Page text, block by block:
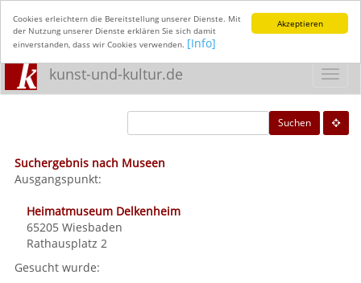
Akzeptieren
Cookies erleichtern die Bereitstellung unserer Dienste. Mit
der Nutzung unserer Dienste erklären Sie sich damit
einverstanden, dass wir Cookies verwenden. [Info]
kunst-und-kultur.de
Suchen
Suchergebnis nach Museen
Ausgangspunkt:
Heimatmuseum Delkenheim
65205 Wiesbaden
Rathausplatz 2
Gesucht wurde: